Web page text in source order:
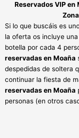
Reservados VIP en
Si lo que buscáis es
la oferta os incluye
botella por cada 4
reservadas en Moaña
despedidas de soltera
continuar la fiesta de
reservadas en Moaña
personas (en otros